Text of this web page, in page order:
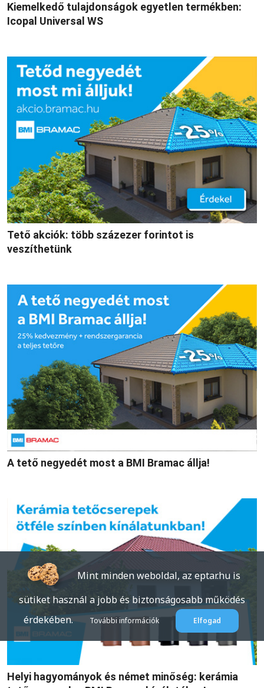
Kiemelkedő tulajdonságok egyetlen termékben:
Icopal Universal WS
Tető akciók: több százezer forintot is
veszíthetünk
A tető negyedét most a BMI Bramac állja!
Helyi hagyományok és német minőség: kerámia
Mint minden weboldal, az eptar.hu is
sütiket használ a jobb és biztonságosabb működés
érdekében.
További információk Elfogad